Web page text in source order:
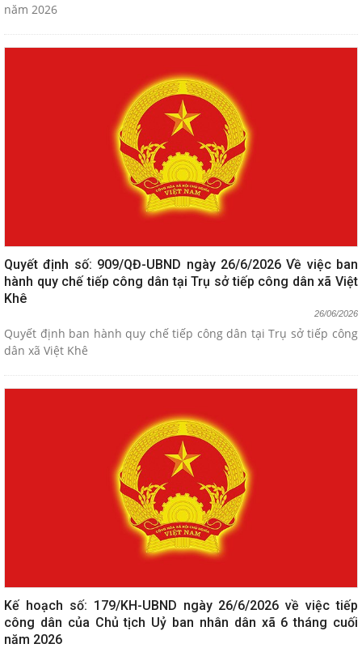
năm 2026
Quyết định số: 909/QĐ-UBND ngày 26/6/2026 Về việc ban
hành quy chế tiếp công dân tại Trụ sở tiếp công dân xã Việt
Khê
26/06/2026
Quyết định ban hành quy chế tiếp công dân tại Trụ sở tiếp công
dân xã Việt Khê
Kế hoạch số: 179/KH-UBND ngày 26/6/2026 về việc tiếp
công dân của Chủ tịch Uỷ ban nhân dân xã 6 tháng cuối
năm 2026